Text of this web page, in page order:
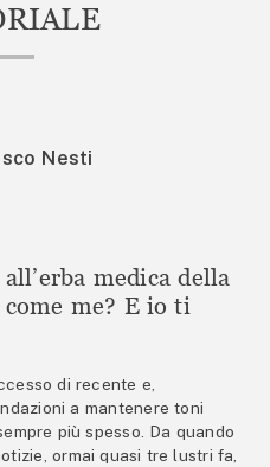
Nesti
medica della
me? E io ti
di recente e,
a mantenere toni
più spesso. Da quando
ormai quasi tre lustri fa,